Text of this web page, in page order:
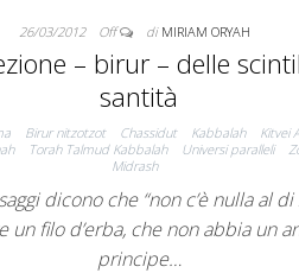
26/03/2012 Off di MIRIAM ORYAH
– birur – delle
santità
Birur nitzotzot Chassidut Kabbalah Kitvei
Torah Talmud Kabbalah Universi paralleli
Midrash
dicono che “non c’è nulla al di
un filo d’erba, che non abbia un
principe…